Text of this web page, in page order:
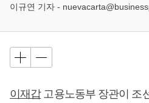
이규연 기자 -
이재갑고용노동부 장관이 조